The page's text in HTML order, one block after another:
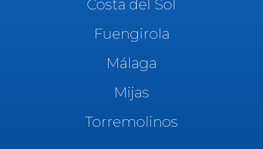
Costa del Sol
Fuengirola
Málaga
Mijas
Torremolinos